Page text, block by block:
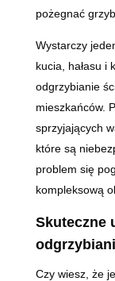
pożegnać
Wystarczy
kucia, hałasu i
odgrzybianie
mieszkańców.
sprzyjających
które są
problem się
kompleksową
Skuteczne
Czy wiesz, że